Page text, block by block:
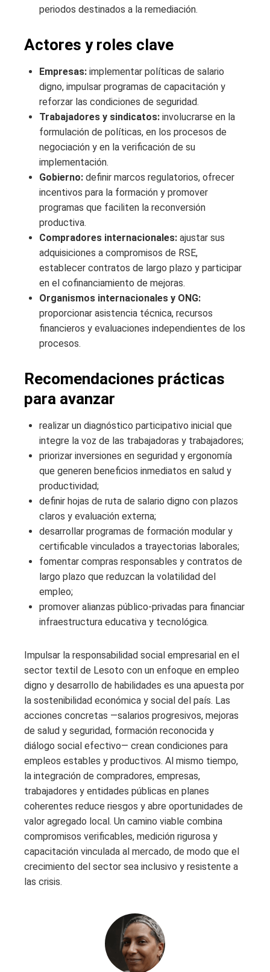
periodos destinados a la remediación.
Actores y roles clave
Empresas: implementar políticas de salario
digno, impulsar programas de capacitación y
reforzar las condiciones de seguridad.
Trabajadores y sindicatos: involucrarse en la
formulación de políticas, en los procesos de
negociación y en la verificación de su
implementación.
Gobierno: definir marcos regulatorios, ofrecer
incentivos para la formación y promover
programas que faciliten la reconversión
productiva.
Compradores internacionales: ajustar sus
adquisiciones a compromisos de RSE,
establecer contratos de largo plazo y participar
en el cofinanciamiento de mejoras.
Organismos internacionales y ONG:
proporcionar asistencia técnica, recursos
financieros y evaluaciones independientes de los
procesos.
Recomendaciones prácticas
para avanzar
realizar un diagnóstico participativo inicial que
integre la voz de las trabajadoras y trabajadores;
priorizar inversiones en seguridad y ergonomía
que generen beneficios inmediatos en salud y
productividad;
definir hojas de ruta de salario digno con plazos
claros y evaluación externa;
desarrollar programas de formación modular y
certificable vinculados a trayectorias laborales;
fomentar compras responsables y contratos de
largo plazo que reduzcan la volatilidad del
empleo;
promover alianzas público-privadas para financiar
infraestructura educativa y tecnológica.
Impulsar la responsabilidad social empresarial en el
sector textil de Lesoto con un enfoque en empleo
digno y desarrollo de habilidades es una apuesta por
la sostenibilidad económica y social del país. Las
acciones concretas —salarios progresivos, mejoras
de salud y seguridad, formación reconocida y
diálogo social efectivo— crean condiciones para
empleos estables y productivos. Al mismo tiempo,
la integración de compradores, empresas,
trabajadores y entidades públicas en planes
coherentes reduce riesgos y abre oportunidades de
valor agregado local. Un camino viable combina
compromisos verificables, medición rigurosa y
capacitación vinculada al mercado, de modo que el
crecimiento del sector sea inclusivo y resistente a
las crisis.